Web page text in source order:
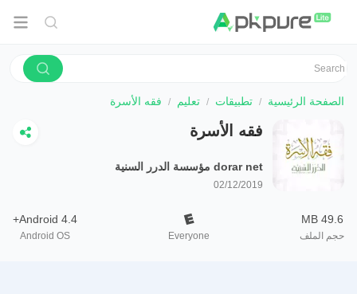
الصفحة الرئيسية تطبيقات تعليم فقه الأسرة
فقه الأسرة
dorar net مؤسسة الدرر السنية
02/12/2019
49.6 MB
حجم الملف Everyone
Android 4.4+
Android OS